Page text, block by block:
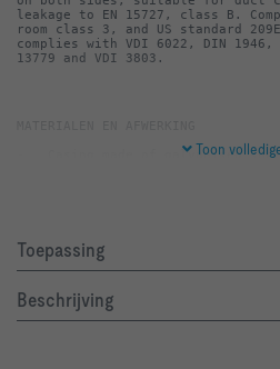
leakage to EN 15727, class B.
room class 3, and US standard
complies with VDI 6022, DIN
13779 and VDI 3803.
Toon
Toepassing
Beschrijving